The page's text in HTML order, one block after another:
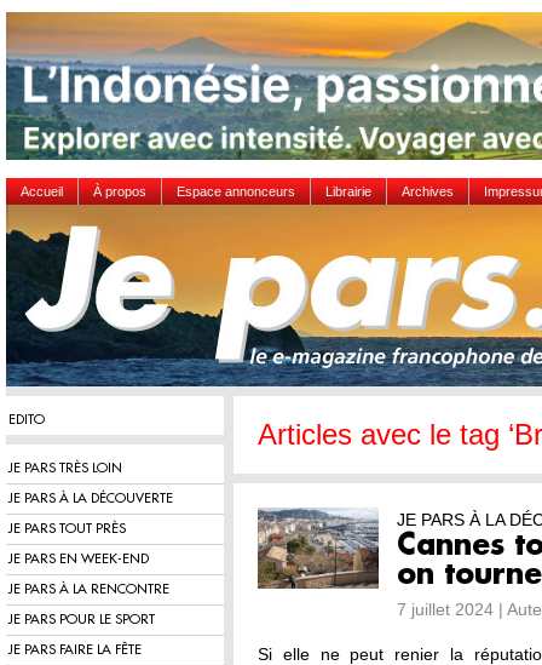
Accueil À propos Espace annonceurs Librairie Archives
EDITO
JE PARS TRÈS LOIN
JE PARS À LA DÉCOUVERTE
JE PARS TOUT PRÈS
JE PARS EN WEEK-END
JE PARS À LA RENCONTRE
JE PARS POUR LE SPORT
JE PARS FAIRE LA FÊTE
Articles avec le tag
JE PARS À LA
Cannes
on
7 juillet 2024 |
Si elle ne peut renier la